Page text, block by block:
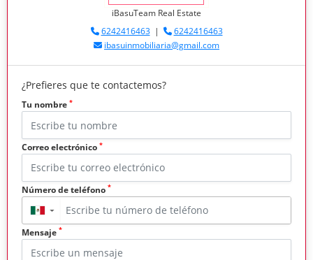
iBasuTeam Real Estate
6242416463|
6242416463
ibasuinmobiliaria@gmail.com
¿Prefieres que te contactemos?
Tu nombre *
Correo electrónico *
Número de teléfono *
▼
Mensaje *